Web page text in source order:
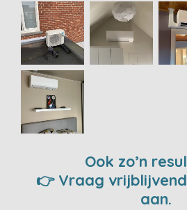
Ook zo’n
👉 Vraag
aan.